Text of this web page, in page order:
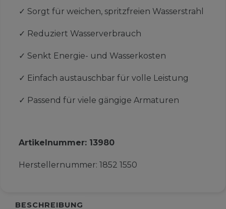
✓ Sorgt für weichen, spritzfreien Wasserstrahl
✓ Reduziert Wasserverbrauch
✓ Senkt Energie- und Wasserkosten
✓ Einfach austauschbar für volle Leistung
✓ Passend für viele gängige Armaturen
Artikelnummer: 13980
Herstellernummer: 1852 1550
BESCHREIBUNG